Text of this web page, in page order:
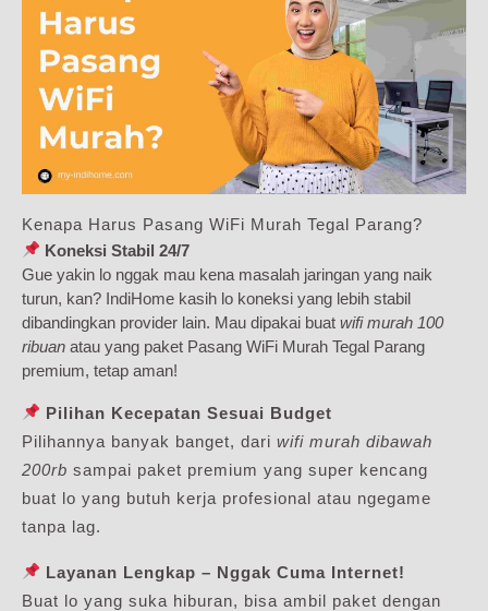
Kenapa Harus Pasang WiFi Murah Tegal Parang?
Koneksi Stabil 24/7
Gue yakin lo nggak mau kena masalah jaringan yang naik
turun, kan? IndiHome kasih lo koneksi yang lebih stabil
dibandingkan provider lain. Mau dipakai buat wifi murah 100
ribuan atau yang paket Pasang WiFi Murah Tegal Parang
premium, tetap aman!
Pilihan Kecepatan Sesuai Budget
Pilihannya banyak banget, dari wifi murah dibawah
200rb sampai paket premium yang super kencang
buat lo yang butuh kerja profesional atau ngegame
tanpa lag.
Layanan Lengkap – Nggak Cuma Internet!
Buat lo yang suka hiburan, bisa ambil paket dengan